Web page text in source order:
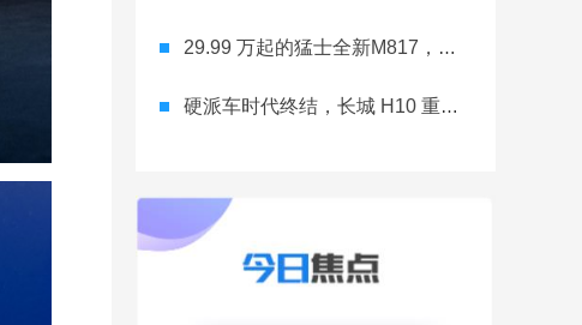
29.99 万起的猛士全新M817，从此越野不靠老司机
硬派车时代终结，长城 H10 重新洗牌